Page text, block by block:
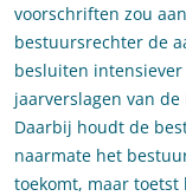
voorschriften zou
bestuursrechter de
besluiten
jaarverslagen van
Daarbij houdt de
naarmate het
toekomt, maar